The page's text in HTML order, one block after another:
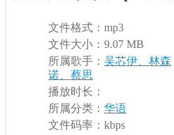
文件格式： mp3
文件大小： 9.07 MB
所属歌手： 吴芯伊、林森
诺、蔡思
播放时长：
所属分类： 华语
文件码率： kbps